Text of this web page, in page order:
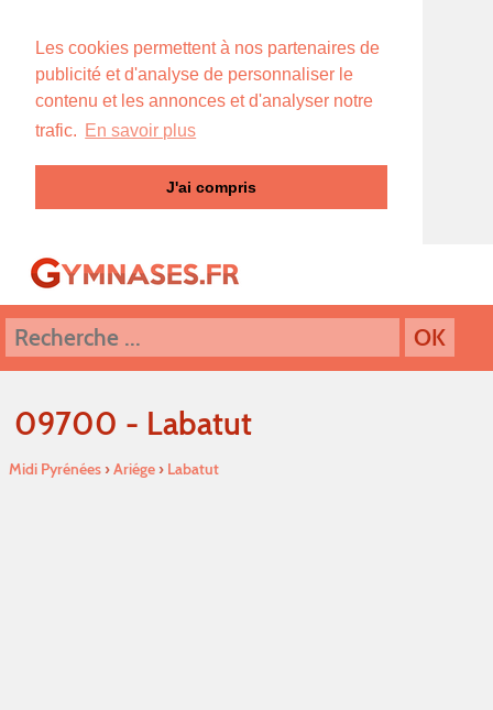
Les cookies permettent à nos partenaires de
publicité et d'analyse de personnaliser le
contenu et les annonces et d'analyser notre
trafic. En savoir plus
J'ai compris
09700 - Labatut
Midi Pyrénées›Ariége› Labatut